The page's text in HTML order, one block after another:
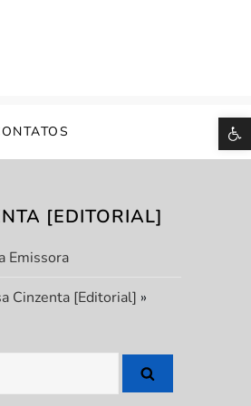
[EDITORIAL]
Emissora
Cinzenta [Editorial] »